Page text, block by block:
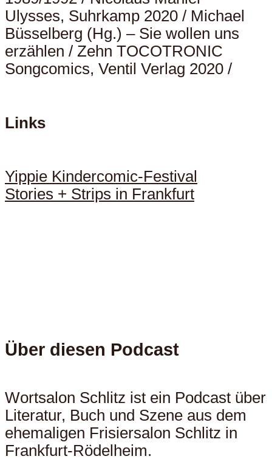
Ulysses, Suhrkamp 2020 / Michael
Büsselberg (Hg.) – Sie wollen uns
erzählen / Zehn TOCOTRONIC
Songcomics, Ventil Verlag 2020 /
Links
Yippie Kindercomic-Festival
Stories + Strips in Frankfurt
Über diesen Podcast
Wortsalon Schlitz ist ein Podcast über
Literatur, Buch und Szene aus dem
ehemaligen Frisiersalon Schlitz in
Frankfurt-Rödelheim.